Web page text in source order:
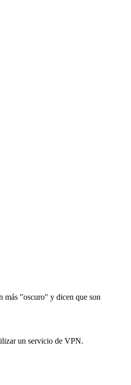
más "oscuro" y dicen que son
un servicio de VPN.